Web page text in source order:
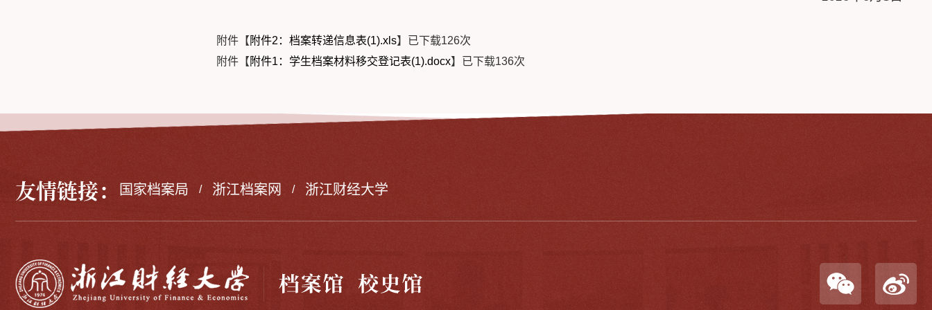
附件【 附件2：档案转递信息表(1).xls】已下载126次
附件【 附件1：学生档案材料移交登记表(1).docx】已下载136次
友情链接： 国家档案局 / 浙江档案网 / 浙江财经大学